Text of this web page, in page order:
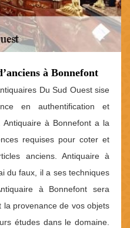
à Bonnefont
Du Sud Ouest sise
en authentification et
Antiquaire à Bonnefont a la
requises pour coter et
anciens. Antiquaire à
du faux, il a ses techniques
à Bonnefont sera
la provenance de vos objets
études dans le domaine.